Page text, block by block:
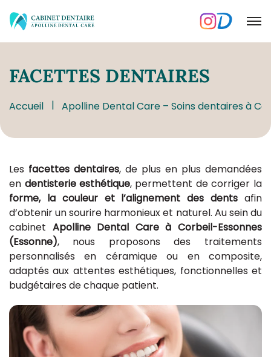
FACETTES DENTAIRES
Accueil Apolline Dental Care – Soins dentaires à
Les facettes dentaires, de plus en plus demandées
en dentisterie esthétique, permettent de corriger la
forme, la couleur et l’alignement des dents afin
d’obtenir un sourire harmonieux et naturel. Au sein du
cabinet Apolline Dental Care à Corbeil-Essonnes
(Essonne), nous proposons des traitements
personnalisés en céramique ou en composite,
adaptés aux attentes esthétiques, fonctionnelles et
budgétaires de chaque patient.